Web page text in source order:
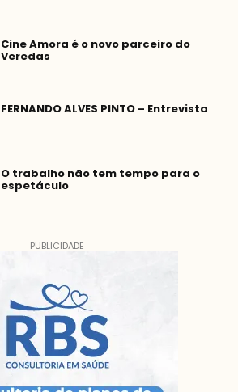
Cine Amora é o novo parceiro do
Veredas
FERNANDO ALVES PINTO – Entrevista
O trabalho não tem tempo para o
espetáculo
PUBLICIDADE